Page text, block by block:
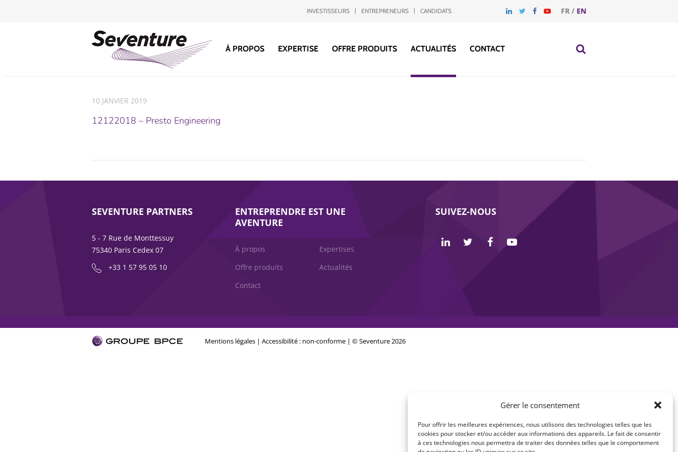
Gérer le consentement
Pour offrir les meilleures expériences, nous utilisons des technologies telles que les
cookies pour stocker et/ou accéder aux informations des appareils. Le fait de consentir
à ces technologies nous permettra de traiter des données telles que le comportement
FR / EN
INVESTISSEURS ENTREPRENEURS CANDIDATS
À PROPOS EXPERTISE OFFRE PRODUITS ACTUALITÉS CONTACT
10 JANVIER 2019
12122018 – Presto Engineering
SEVENTURE PARTNERS
5 - 7 Rue de Monttessuy
75340 Paris Cedex 07
+33 1 57 95 05 10
ENTREPRENDRE EST UNE
AVENTURE
À propos
Expertises
Offre produits
Actualités
Contact
SUIVEZ-NOUS
Mentions légales |Accessibilité : non-conforme | © Seventure 2026